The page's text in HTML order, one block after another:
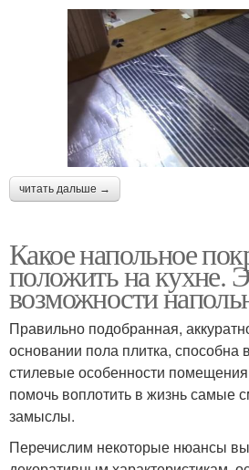
читать дальше →
Какое напольное
положить на кухне.
возможности
Правильно подобранная,
основании пола плитка, способна
стилевые особенности
помочь воплотить в жизнь самые
замыслы.
Перечислим некоторые нюансы